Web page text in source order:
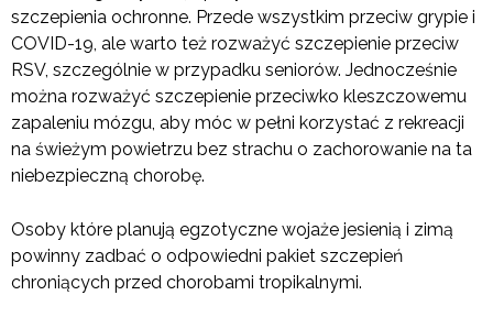
szczepienia ochronne. Przede wszystkim przeciw grypie i
COVID-19, ale warto też rozważyć szczepienie przeciw
RSV, szczególnie w przypadku seniorów. Jednocześnie
można rozważyć szczepienie przeciwko kleszczowemu
zapaleniu mózgu, aby móc w pełni korzystać z rekreacji
na świeżym powietrzu bez strachu o zachorowanie na ta
niebezpieczną chorobę.
Osoby które planują egzotyczne wojaże jesienią i zimą
powinny zadbać o odpowiedni pakiet szczepień
chroniących przed chorobami tropikalnymi.